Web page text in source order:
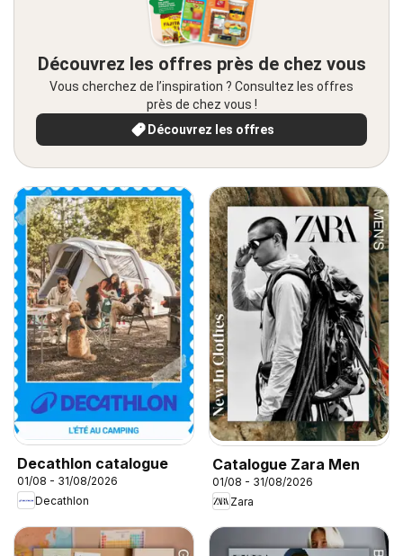
Découvrez les offres près de chez vous
Vous cherchez de l’inspiration ? Consultez les offres
près de chez vous !
Découvrez les offres
Decathlon catalogue
01/08 - 31/08/2026
Decathlon
Catalogue Zara Men
01/08 - 31/08/2026
Zara